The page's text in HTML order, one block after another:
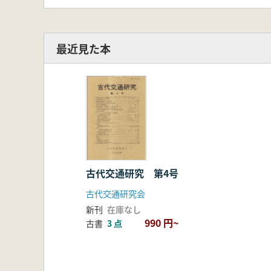
最近見た本
古代交通研究 第4号
古代交通研究会
新刊 在庫なし
古書 3 点 990 円~